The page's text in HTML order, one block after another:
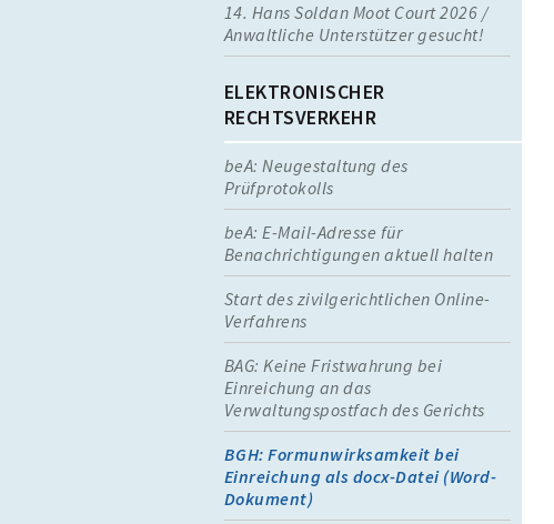
14. Hans Soldan Moot Court 2026 /
Anwaltliche Unterstützer gesucht!
ELEKTRONISCHER
RECHTSVERKEHR
beA: Neugestaltung des
Prüfprotokolls
beA: E-Mail-Adresse für
Benachrichtigungen aktuell halten
Start des zivilgerichtlichen Online-
Verfahrens
BAG: Keine Fristwahrung bei
Einreichung an das
Verwaltungspostfach des Gerichts
BGH: Formunwirksamkeit bei
Einreichung als docx-Datei (Word-
Dokument)